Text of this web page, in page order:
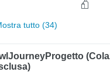
tutto (34)